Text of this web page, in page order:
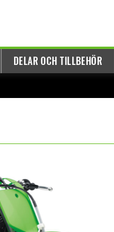
DELAR OCH TILLBEHÖR